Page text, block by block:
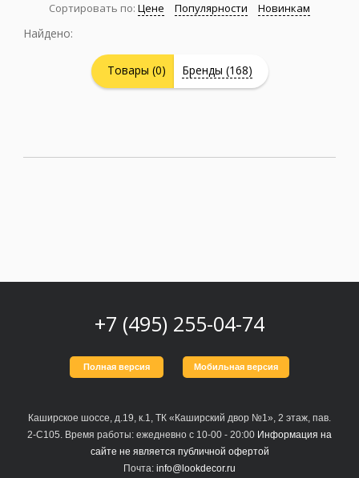
Каталог
Компания
Москва
Сортировать по: Цене Популярности Новинкам
Найдено:
Товары (0) Бренды (168)
+7 (495) 255-04-74
Полная версия Мобильная версия
Каширское шоссе, д.19, к.1, ТК «Каширский двор №1», 2 этаж, пав.
2-С105. Время работы: ежедневно с 10-00 - 20:00 Информация на
сайте не является публичной офертой
Почта: info@lookdecor.ru